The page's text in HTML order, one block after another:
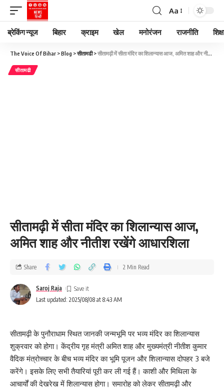
Aa
ब्रेकिंग न्यूज बिहार क्राइम खेल मनोरंजन राजनीति
The Voice Of Bihar >Blog >सीतामढी>सीतामढ़ी में सीता मंदिर का शिलान्यास आज, अमित शाह और नीतीश रखेंगे आधारशिला
सीतामढी
सीतामढ़ी में सीता मंदिर का शिलान्यास आज,
अमित शाह और नीतीश रखेंगे आधारशिला
Last updated: 2025/08/08 at 8:43 AM
Saroj Raja
Share 2 Min Read
सीतामढ़ी के पुनौराधाम स्थित जानकी जन्मभूमि पर भव्य मंदिर का शिलान्यास
शुक्रवार को होगा। केंद्रीय गृह मंत्री अमित शाह और मुख्यमंत्री नीतीश कुमार
वैदिक मंत्रोच्चार के बीच भव्य मंदिर का भूमि पूजन और शिलान्यास दोपहर 3 बजे
करेंगे। इसके लिए सभी तैयारियां पूरी कर ली गई हैं। काशी और मिथिला के
आचार्यों की देखरेख में शिलान्यास होगा। समारोह को लेकर सीतामढ़ी और